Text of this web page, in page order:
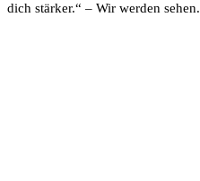
dich stärker.“ – Wir werden sehen.